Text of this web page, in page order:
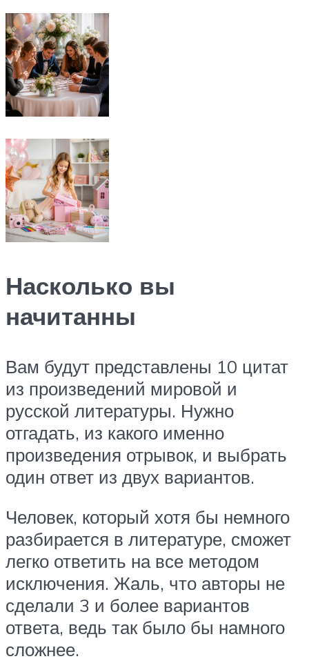
Насколько вы
начитанны
Вам будут представлены 10 цитат
из произведений мировой и
русской литературы. Нужно
отгадать, из какого именно
произведения отрывок, и выбрать
один ответ из двух вариантов.
Человек, который хотя бы немного
разбирается в литературе, сможет
легко ответить на все методом
исключения. Жаль, что авторы не
сделали 3 и более вариантов
ответа, ведь так было бы намного
сложнее.